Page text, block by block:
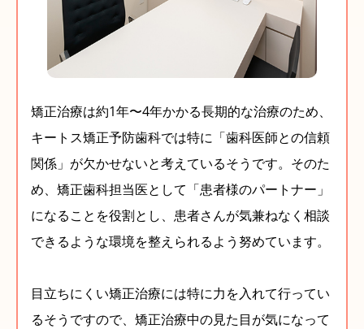
矯正治療は約1年〜4年かかる長期的な治療のため、
キートス矯正予防歯科では特に「歯科医師との信頼
関係」が欠かせないと考えているそうです。そのた
め、矯正歯科担当医として「患者様のパートナー」
になることを役割とし、患者さんが気兼ねなく相談
できるような環境を整えられるよう努めています。
目立ちにくい矯正治療には特に力を入れて行ってい
るそうですので、矯正治療中の見た目が気になって